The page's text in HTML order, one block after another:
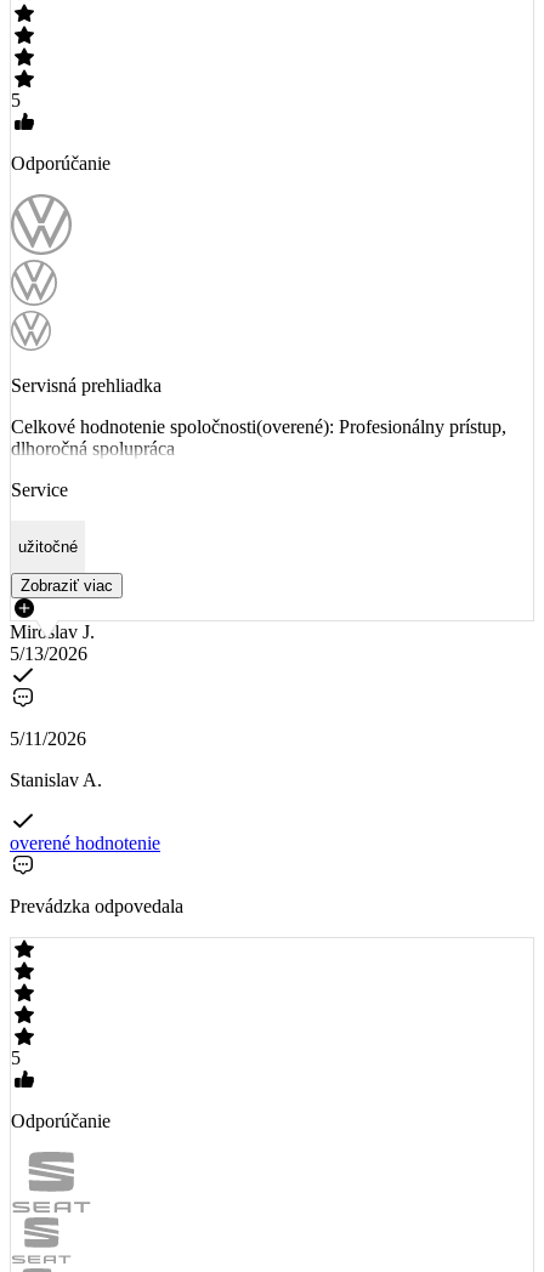
5
Odporúčanie
Servisná prehliadka
Celkové hodnotenie spoločnosti(overené): Profesionálny prístup,
dlhoročná spolupráca
Service
užitočné
Zobraziť viac
Miroslav J.
5/13/2026
5/11/2026
Stanislav A.
overené hodnotenie
Prevádzka odpovedala
5
Odporúčanie